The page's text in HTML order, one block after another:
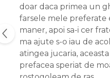
doar daca primea un
farsele mele preferate
maner, apoi sa-i cer
ma ajute s-o iau de
atingea jucaria, aceasta
prefacea speriat de